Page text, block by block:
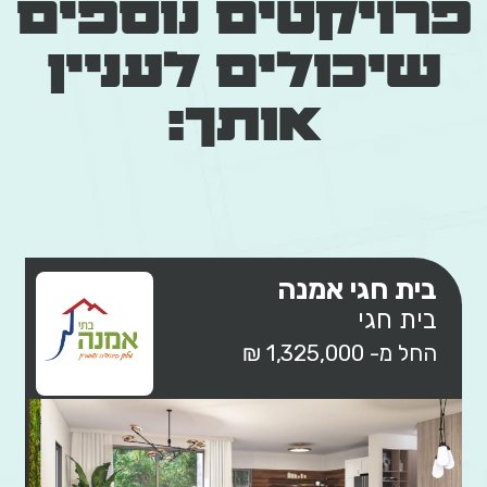
פרויקטים נוספים
שיכולים לעניין
אותך:
בית חגי אמנה
בית חגי
החל מ- 1,325,000 ₪